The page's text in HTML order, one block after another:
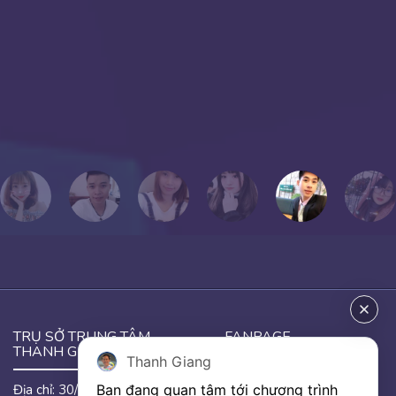
TRỤ SỞ TRUNG TÂM
THANH GIANG
Địa chỉ: 30/46 đường Hưng
FANPAGE
Thanh Giang
Bạn đang quan tâm tới chương trình